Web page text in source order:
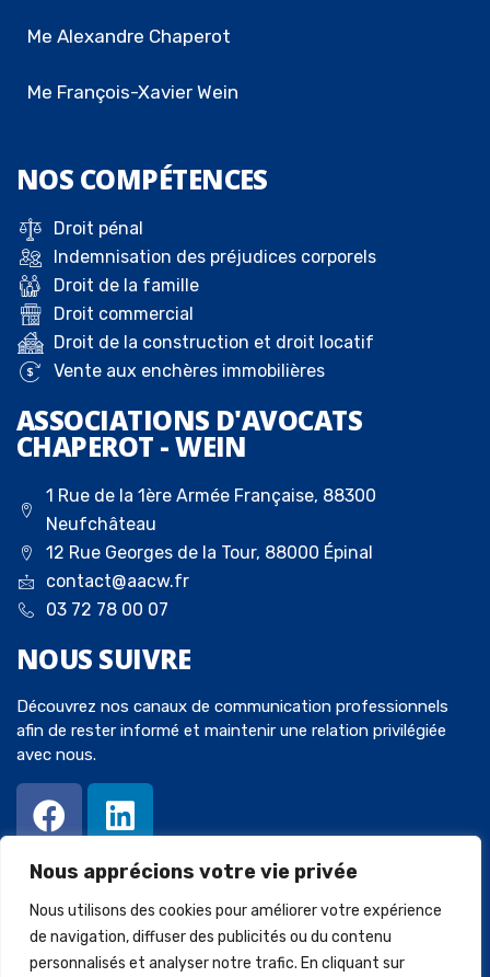
Nous apprécions votre vie privée
Nous utilisons des cookies pour améliorer votre expérience
de navigation, diffuser des publicités ou du contenu
personnalisés et analyser notre trafic. En cliquant sur
Me Alexandre Chaperot
Me François-Xavier Wein
NOS COMPÉTENCES
Droit pénal
Indemnisation des préjudices corporels
Droit de la famille
Droit commercial
Droit de la construction et droit locatif
Vente aux enchères immobilières
ASSOCIATIONS D'AVOCATS
CHAPEROT - WEIN
1 Rue de la 1ère Armée Française, 88300
Neufchâteau
12 Rue Georges de la Tour, 88000 Épinal
contact@aacw.fr
03 72 78 00 07
NOUS SUIVRE
Découvrez nos canaux de communication professionnels
afin de rester informé et maintenir une relation privilégiée
avec nous.